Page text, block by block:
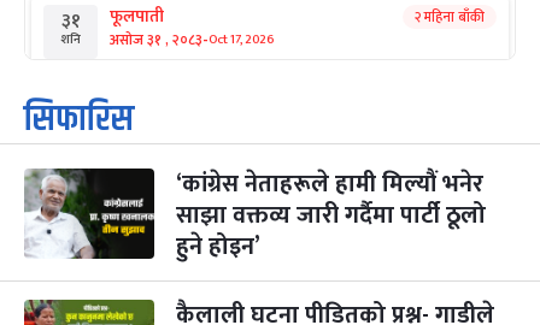
३१
शनि
फूलपाती
असोज ३१ , २०८३-Oct 17, 2026
२ महिना बाँकी
१
आइत
कार्तिक सङ्क्रान्ति
कार्तिक १, २०८३
३
मंगल कार्तिक ३, २०८३-Oct 20, 2026
२ महिना बाँकी
४ विजयादशमी
कार्तिक ४, २०८३
सिफारिस
‘कांग्रेस नेताहरूले हामी मिल्यौं भनेर
साझा वक्तव्य जारी गर्दैमा पार्टी ठूलो
हुने होइन’
कैलाली घटना पीडितको प्रश्न- गाडीले